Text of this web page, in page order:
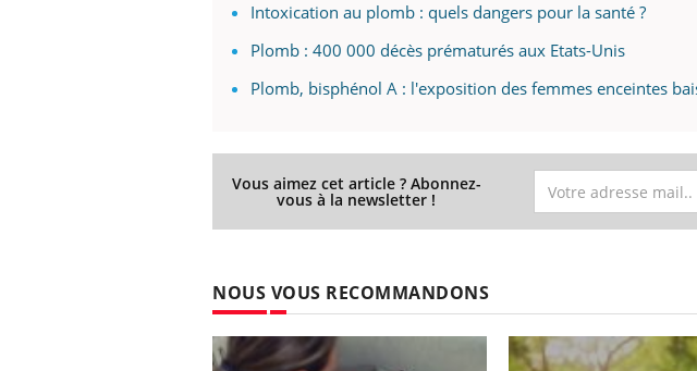
Intoxication au plomb : quels dangers pour la santé ?
Plomb : 400 000 décès prématurés aux Etats-Unis
Plomb, bisphénol A : l'exposition des femmes enceintes
Vous aimez cet article ? Abonnez-
vous à la newsletter !
NOUS VOUS RECOMMANDONS